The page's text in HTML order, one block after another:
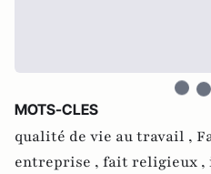
MOTS-CLES
qualité de vie au travail ,
entreprise , fait religieux ,